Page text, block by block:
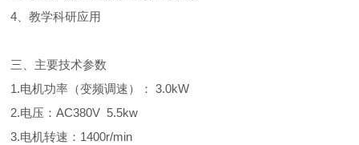
4、教学科研应用
三、主要技术参数
1.电机功率（变频调速）： 3.0kW
2.电压：AC380V 5.5kw
3.电机转速：1400r/min